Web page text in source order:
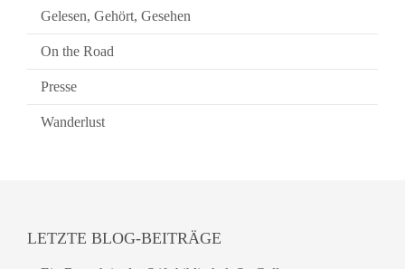
Gelesen, Gehört, Gesehen
On the Road
Presse
Wanderlust
LETZTE BLOG-BEITRÄGE